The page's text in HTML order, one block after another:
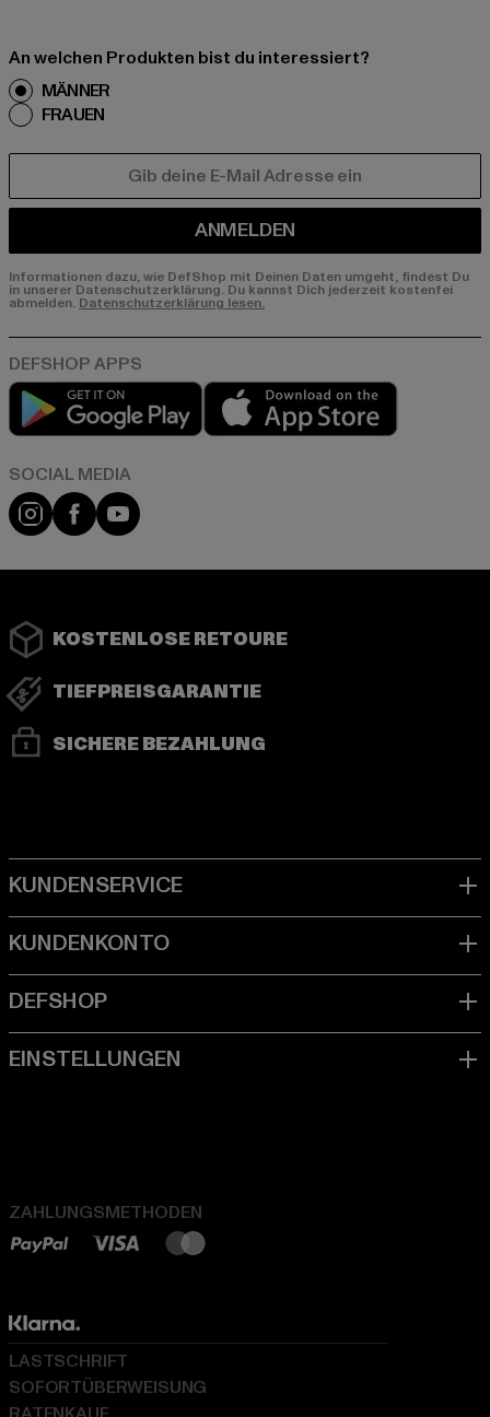
An welchen Produkten bist du interessiert?
MÄNNER
FRAUEN
ANMELDEN
Informationen dazu, wie DefShop mit Deinen Daten umgeht, findest Du
in unserer Datenschutzerklärung. Du kannst Dich jederzeit kostenfei
abmelden. Datenschutzerklärung lesen.
Play market
Instagram
FacebookYouTube
KOSTENLOSE RETOURE
TIEFPREISGARANTIE
SICHERE BEZAHLUNG
ZAHLUNGSMETHODEN
LASTSCHRIFT
SOFORTÜBERWEISUNG